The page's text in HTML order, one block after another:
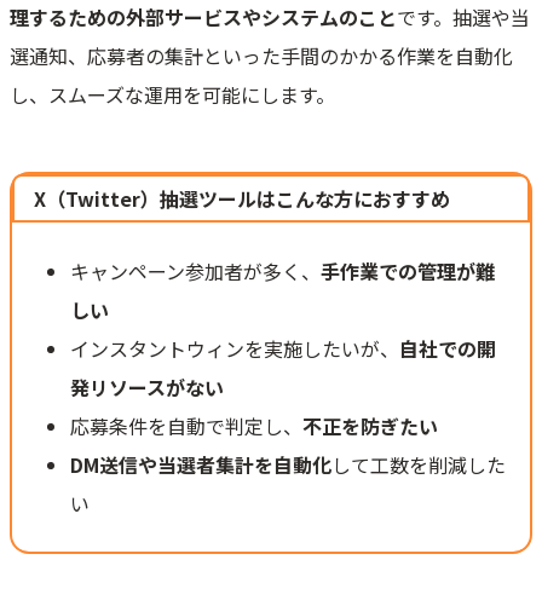
理するための外部サービスやシステムのことです。抽選や当
選通知、応募者の集計といった手間のかかる作業を自動化
し、スムーズな運用を可能にします。
X（Twitter）抽選ツールはこんな方におすすめ
キャンペーン参加者が多く、 手作業での管理が難
しい
インスタントウィンを実施したいが、 自社での開
発リソースがない
応募条件を自動で判定し、 不正を防ぎたい
DM送信や当選者集計を自動化して工数を削減した
い